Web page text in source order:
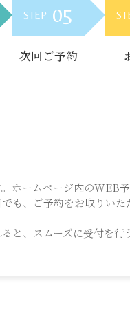
STEP 05
次回ご予約
ホームページ内のWEB
も、ご予約をお取りいた
と、スムーズに受付を行